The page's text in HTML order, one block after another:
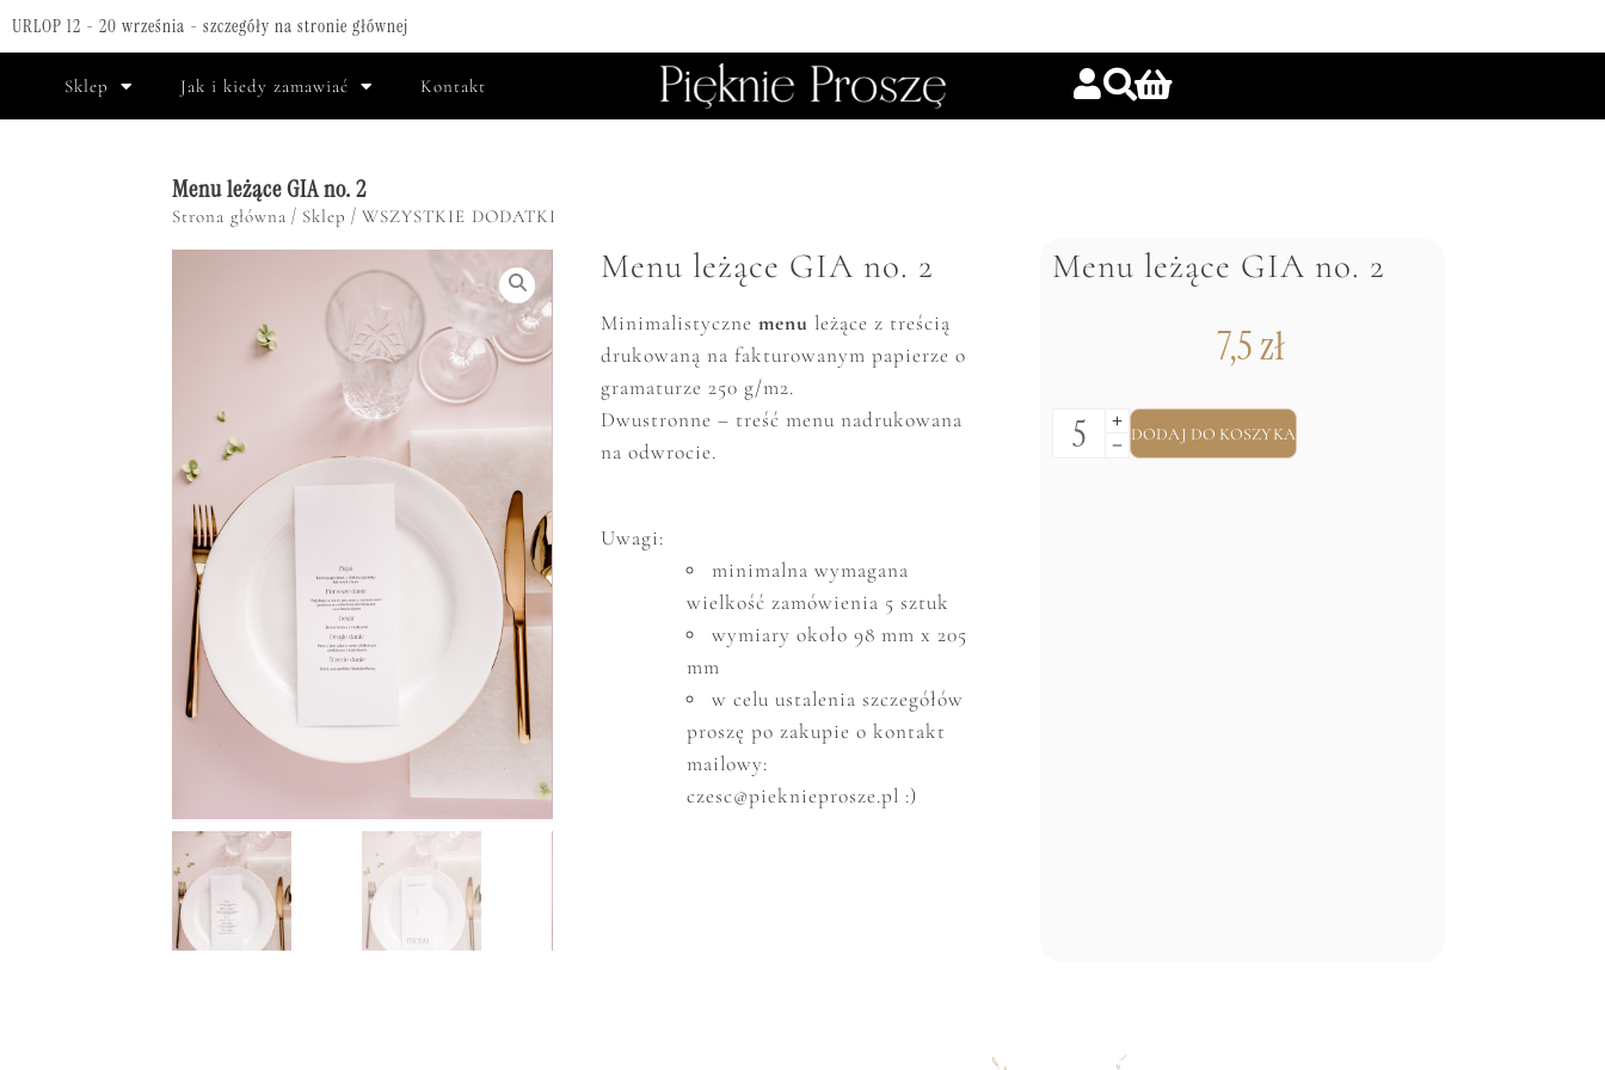
URLOP 12 - 20 września - szczegóły na stronie głównej
Sklep Jak i kiedy zamawiać Kontakt
Menu leżące GIA no. 2
Strona główna / Sklep /WSZYSTKIE DODATKI
Menu leżące GIA no. 2
Minimalistyczne menu leżące z treścią
drukowaną na fakturowanym papierze o
gramaturze 250 g/m2.
Dwustronne – treść menu nadrukowana
na odwrocie.
Uwagi:
minimalna wymagana
wielkość zamówienia 5 sztuk
wymiary około 98 mm x 205
mm
w celu ustalenia szczegółów
proszę po zakupie o kontakt
mailowy:
czesc@pieknieprosze.pl :)
Menu leżące GIA no. 2
7,5zł
DODAJ DO KOSZYKA